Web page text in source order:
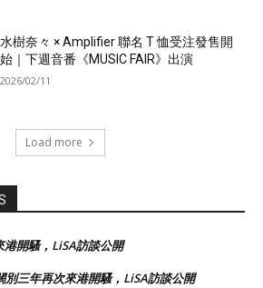
水樹奈々 × Amplifier 聯名 T 恤受注發售開
始｜下週音番《MUSIC FAIR》出演
2026/02/11
Load more
開騷，LiSA訪談公開
別三年再次來港開騷，LiSA訪談公開